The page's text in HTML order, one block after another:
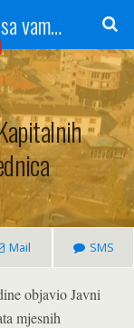
Radio Gradačac - 56 godina sa vama...
Mail SMS
objavio Javni
mjesnih